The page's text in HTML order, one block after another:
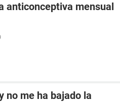
anticonceptiva mensual
no me ha bajado la